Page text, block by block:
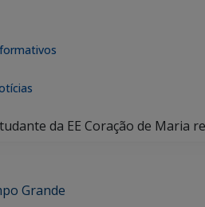
da EE Coração de Maria
Grande